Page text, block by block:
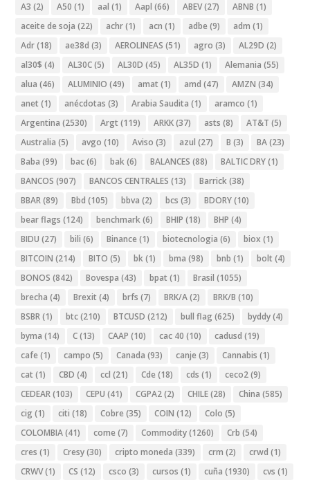
A3 (2) A50 (1) aal (1) Aapl (66) ABEV(27) ABNB (1)
aceite de soja (22) achr(1) acn (1) adbe (9) adm (1)
Adr(18) ae38d (3) AEROLINEAS (51) agro (3) AL29D (2)
al30$ (4) AL30C(5) AL30D (45) AL35D (1) Alemania (55)
alua (46) ALUMINIO (49) amat (1) amd (47) AMZN (34)
anet (1) anécdotas (3) Arabia Saudita (1) aramco (1)
Argentina (2530) Argt (119) ARKK(37) asts (8) AT&T (5)
Australia (5) avgo (10) Aviso (3) azul (27) B (3) BA(23)
Baba (99) bac(6) bak(6) BALANCES (88) BALTIC DRY(1)
BANCOS (907) BANCOS CENTRALES (13) Barrick(38)
BBAR(89) Bbd (105) bbva (2) bcs (3) BDORY(10)
bear flags (124) benchmark(6) BHIP (18) BHP (4)
BIDU (27) bili (6) Binance (1) biotecnologia (6) biox (1)
BITCOIN (214) BITO (5) bk(1) bma (98) bnb (1) bolt (4)
BONOS (842) Bovespa (43) bpat (1) Brasil (1055)
brecha (4) Brexit (4) brfs (7) BRK/A(2) BRK/B (10)
BSBR(1) btc(210) BTCUSD (212) bull flag (625) byddy(4)
byma (14) C(13) CAAP (10) cac 40 (10) cadusd (19)
cafe (1) campo (5) Canada (93) canje (3) Cannabis (1)
cat (1) CBD (4) ccl (21) Cde (18) cds (1) ceco2(9)
CEDEAR(103) CEPU (41) CGPA2(2) CHILE(28) China (585)
cig (1) citi (18) Cobre (35) COIN (12) Colo (5)
COLOMBIA(41) come (7) Commodity(1260) Crb (54)
cres (1) Cresy(30) cripto moneda (339) crm (2) crwd (1)
CRWV(1) CS (12) csco (3) cursos (1) cuña (1930) cvs (1)